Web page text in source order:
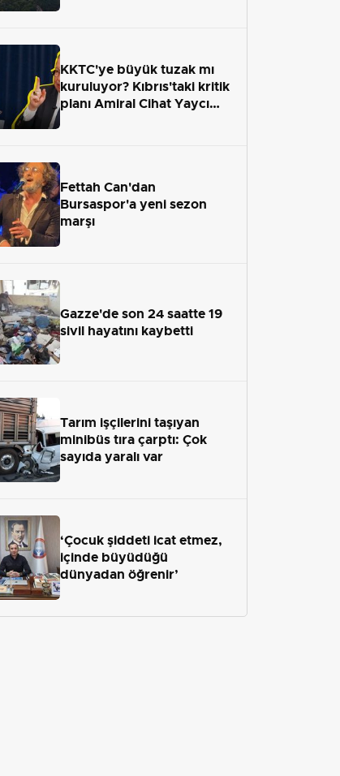
KKTC'ye büyük tuzak mı
kuruluyor? Kıbrıs'taki kritik
planı Amiral Cihat Yaycı
Fettah Can'dan
Bursaspor'a yeni sezon
marşı
Gazze'de son 24 saatte 19
sivil hayatını kaybetti
Tarım işçilerini taşıyan
minibüs tıra çarptı: Çok
sayıda yaralı var
‘Çocuk şiddeti icat etmez,
içinde büyüdüğü
dünyadan öğrenir’